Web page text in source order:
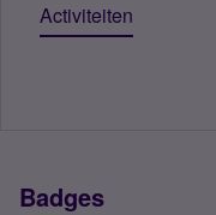
Activiteiten
Badges